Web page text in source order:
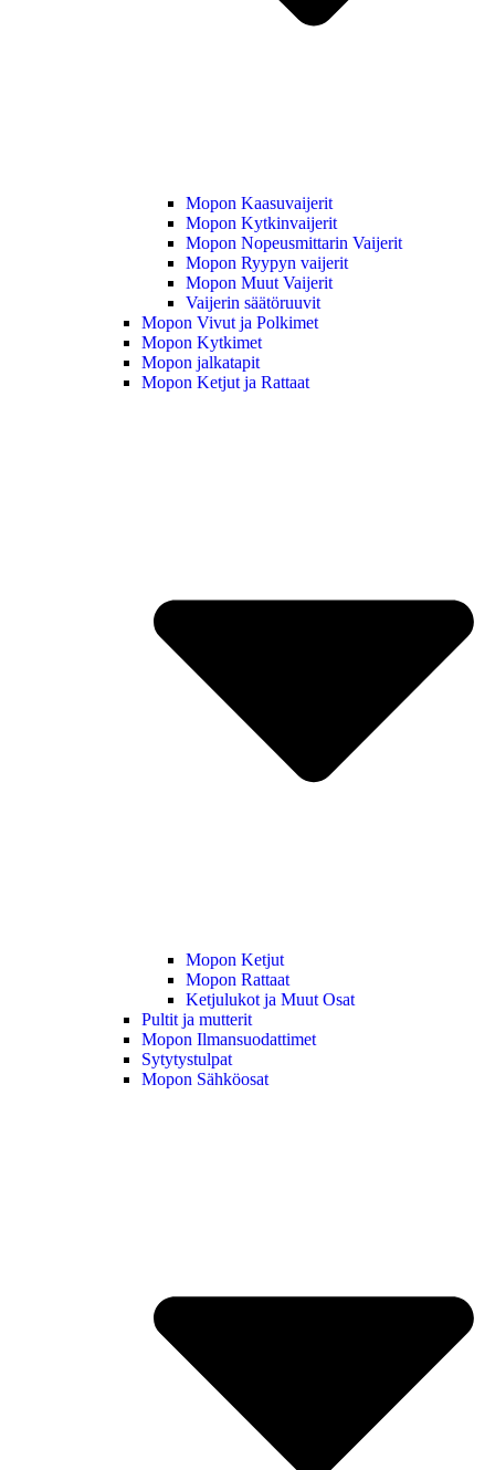
Mopon Kaasuvaijerit
Mopon Kytkinvaijerit
Mopon Nopeusmittarin Vaijerit
Mopon Ryypyn vaijerit
Mopon Muut Vaijerit
Vaijerin säätöruuvit
Mopon Vivut ja Polkimet
Mopon Kytkimet
Mopon jalkatapit
Mopon Ketjut ja Rattaat
Mopon Ketjut
Mopon Rattaat
Ketjulukot ja Muut Osat
Pultit ja mutterit
Mopon Ilmansuodattimet
Sytytystulpat
Mopon Sähköosat